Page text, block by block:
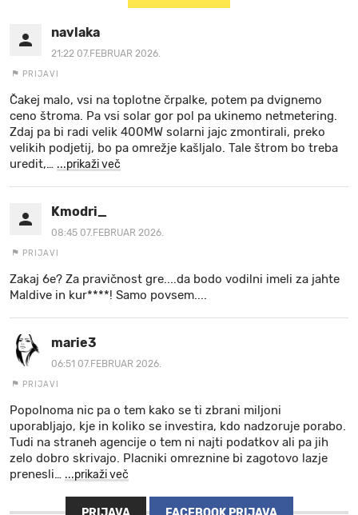
navlaka
21:22 07.FEBRUAR 2026.
PRIJAVI
Čakej malo, vsi na toplotne črpalke, potem pa dvignemo
ceno štroma. Pa vsi solar gor pol pa ukinemo netmetering.
Zdaj pa bi radi velik 400MW solarni jajc zmontirali, preko
velikih podjetij, bo pa omrežje kašljalo. Tale štrom bo treba
uredit,… ...prikaži več
Kmodri_
08:45 07.FEBRUAR 2026.
PRIJAVI
Zakaj 6e? Za pravičnost gre....da bodo vodilni imeli za jahte
Maldive in kur****! Samo povsem....
marie3
06:51 07.FEBRUAR 2026.
PRIJAVI
Popolnoma nic pa o tem kako se ti zbrani miljoni
uporabljajo, kje in koliko se investira, kdo nadzoruje porabo.
Tudi na straneh agencije o tem ni najti podatkov ali pa jih
zelo dobro skrivajo. Placniki omreznine bi zagotovo lazje
prenesli… ...prikaži več